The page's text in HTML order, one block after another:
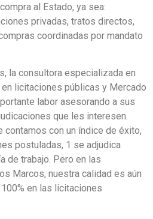
al Estado, ya sea:
privadas, tratos directos,
coordinadas por mandato
la consultora especializada en
licitaciones públicas y Mercado
labor asesorando a sus
que les interesen.
contamos con un índice de éxito,
postuladas, 1 se adjudica
de trabajo. Pero en las
Marcos, nuestra calidad es aún
en las licitaciones